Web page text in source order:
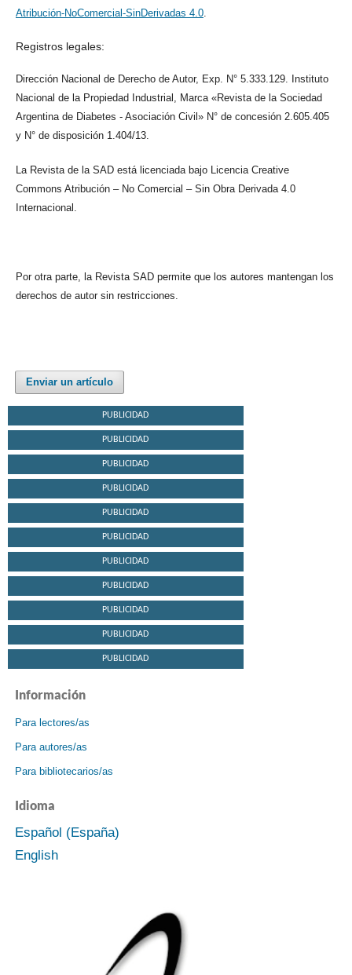
Atribución-NoComercial-SinDerivadas 4.0.
Registros legales:
Dirección Nacional de Derecho de Autor, Exp. N° 5.333.129. Instituto
Nacional de la Propiedad Industrial, Marca «Revista de la Sociedad
Argentina de Diabetes - Asociación Civil» N° de concesión 2.605.405
y N° de disposición 1.404/13.
La Revista de la SAD está licenciada bajo Licencia Creative
Commons Atribución – No Comercial – Sin Obra Derivada 4.0
Internacional.
Por otra parte, la Revista SAD permite que los autores mantengan los
derechos de autor sin restricciones.
Enviar un artículo
PUBLICIDAD
PUBLICIDAD
PUBLICIDAD
PUBLICIDAD
PUBLICIDAD
PUBLICIDAD
PUBLICIDAD
PUBLICIDAD
PUBLICIDAD
PUBLICIDAD
PUBLICIDAD
Información
Para lectores/as
Para autores/as
Para bibliotecarios/as
Idioma
Español (España)
English